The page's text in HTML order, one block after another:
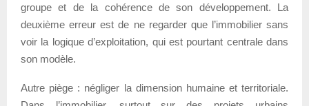
groupe et de la cohérence de son développement. La
deuxième erreur est de ne regarder que l’immobilier sans
voir la logique d’exploitation, qui est pourtant centrale dans
son modèle.
Autre piège : négliger la dimension humaine et territoriale.